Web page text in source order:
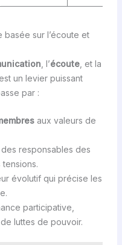
basée sur l’écoute et
, l’écoute, et la
un levier puissant
par :
aux valeurs de
des responsables des
évolutif qui précise les
participative,
luttes de pouvoir.